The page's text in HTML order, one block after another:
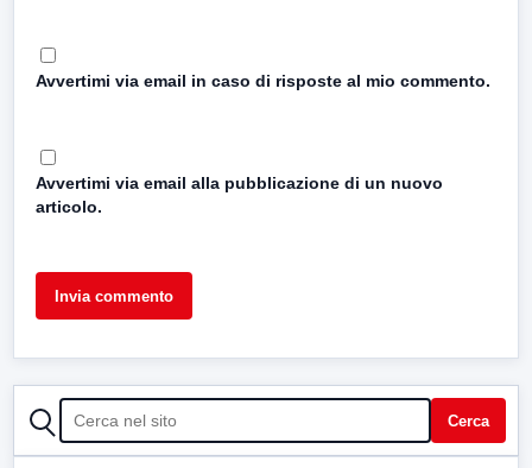
Avvertimi via email in caso di risposte al mio commento.
Avvertimi via email alla pubblicazione di un nuovo
articolo.
CERCA Cerca